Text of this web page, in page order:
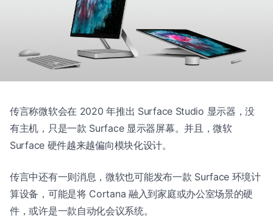
传言称微软会在 2020 年推出 Surface Studio 显示器，没
有主机，只是一款 Surface 显示器屏幕。并且，微软
Surface 硬件越来越偏向模块化设计。
传言中还有一则消息，微软也可能发布一款 Surface 环境计
算设备，可能是将 Cortana 融入到家庭或办公室场景的硬
件，或许是一款自动化会议系统。